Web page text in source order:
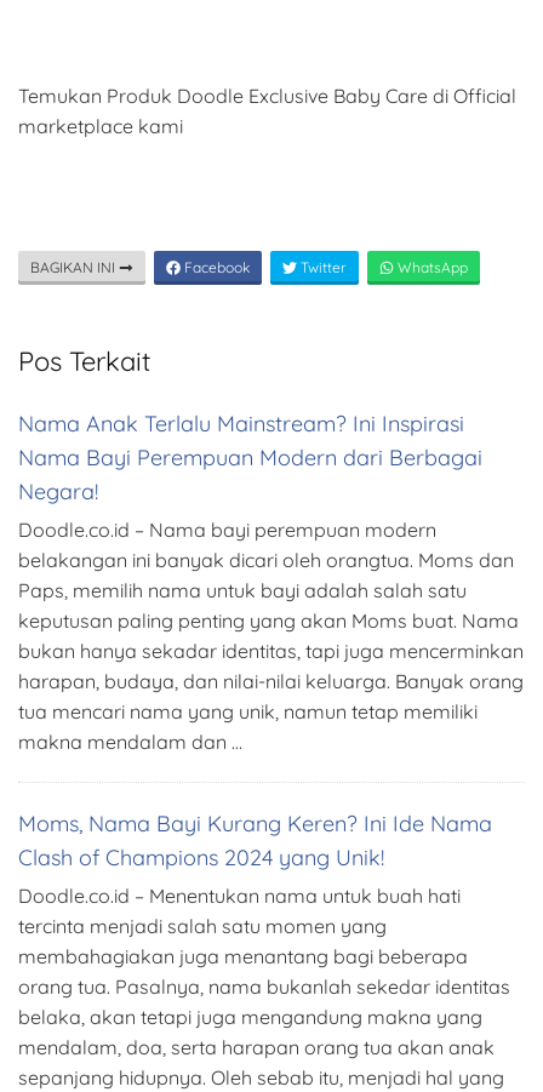
Temukan Produk Doodle Exclusive Baby Care di Official
marketplace kami
BAGIKAN INI Facebook Twitter WhatsApp
Pos Terkait
Nama Anak Terlalu Mainstream? Ini Inspirasi
Nama Bayi Perempuan Modern dari Berbagai
Negara!
Doodle.co.id – Nama bayi perempuan modern
belakangan ini banyak dicari oleh orangtua. Moms dan
Paps, memilih nama untuk bayi adalah salah satu
keputusan paling penting yang akan Moms buat. Nama
bukan hanya sekadar identitas, tapi juga mencerminkan
harapan, budaya, dan nilai-nilai keluarga. Banyak orang
tua mencari nama yang unik, namun tetap memiliki
makna mendalam dan …
Moms, Nama Bayi Kurang Keren? Ini Ide Nama
Clash of Champions 2024 yang Unik!
Doodle.co.id – Menentukan nama untuk buah hati
tercinta menjadi salah satu momen yang
membahagiakan juga menantang bagi beberapa
orang tua. Pasalnya, nama bukanlah sekedar identitas
belaka, akan tetapi juga mengandung makna yang
mendalam, doa, serta harapan orang tua akan anak
sepanjang hidupnya. Oleh sebab itu, menjadi hal yang